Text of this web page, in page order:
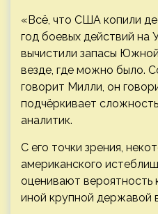
«Всё, что США копили
год боевых действий на
вычистили запасы
везде, где можно было.
говорит Милли, он
подчёркивает
аналитик.
С его точки зрения,
американского
оценивают вероятность
иной крупной державой